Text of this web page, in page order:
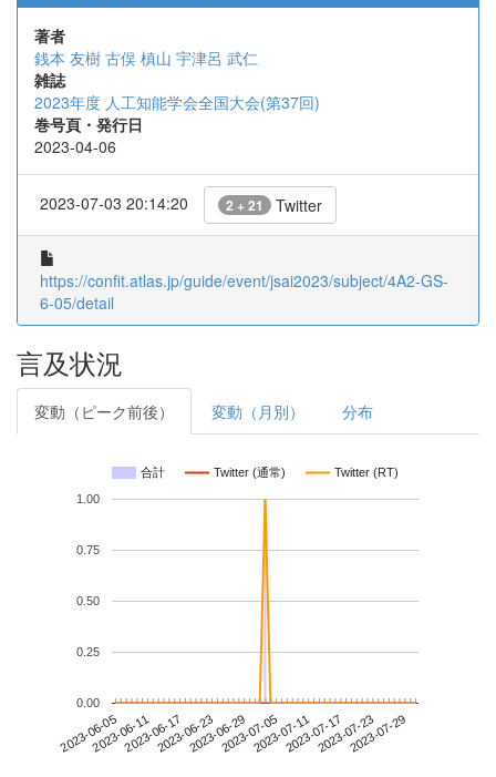
著者
銭本 友樹 古俣 槙山 宇津呂 武仁
雑誌
2023年度 人工知能学会全国大会(第37回)
巻号頁・発行日
2023-04-06
2023-07-03 20:14:20 2 + 21 Twitter
https://confit.atlas.jp/guide/event/jsai2023/subject/4A2-GS-
6-05/detail
言及状況
変動（ピーク前後） 変動（月別） 分布
合計 Twitter (通常) Twitter (RT)
2023-06-052023-06-112023-06-172023-06-232023-06-292023-07-052023-07-112023-07-172023-07-232023-07-29
0.00
0.25
0.50
0.75
1.00